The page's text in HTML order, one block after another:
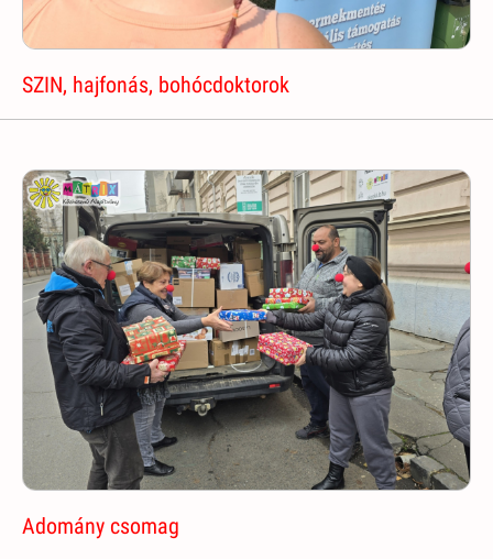
SZIN, hajfonás, bohócdoktorok
Adomány csomag